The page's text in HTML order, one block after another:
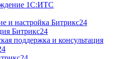
1C:ИТС
и настройка Битрикс24
Битрикс24
поддержка и консультация